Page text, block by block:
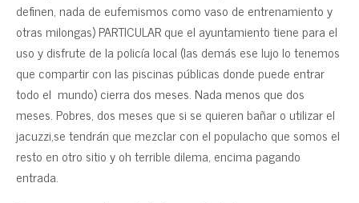
definen, nada de eufemismos como vaso de entrenamiento y
otras milongas) PARTICULAR que el ayuntamiento tiene para el
uso y disfrute de la policía local (las demás ese lujo lo tenemos
que compartir con las piscinas públicas donde puede entrar
todo el mundo) cierra dos meses. Nada menos que dos
meses. Pobres, dos meses que si se quieren bañar o utilizar el
jacuzzi,se tendrán que mezclar con el populacho que somos el
resto en otro sitio y oh terrible dilema, encima pagando
entrada.